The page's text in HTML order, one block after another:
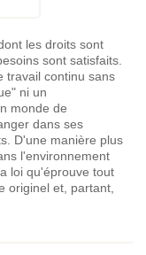
les droits sont
sont satisfaits.
travail continu sans
ni un
monde de
dans ses
D'une manière plus
l'environnement
loi qu'éprouve tout
originel et, partant,